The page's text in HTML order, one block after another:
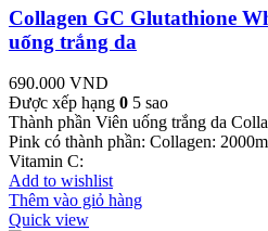
Collagen GC Glutathione
uống trắng da
690.000 VND
Được xếp hạng 0 5 sao
Thành phần Viên uống trắng da
Pink có thành phần: Collagen:
Vitamin C:
Add to wishlist
Thêm vào giỏ hàng
Quick view